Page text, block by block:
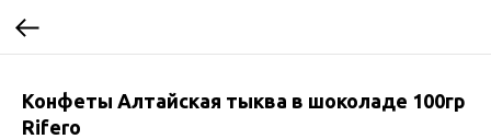
Конфеты Алтайская тыква в шоколаде 100гр
Rifero